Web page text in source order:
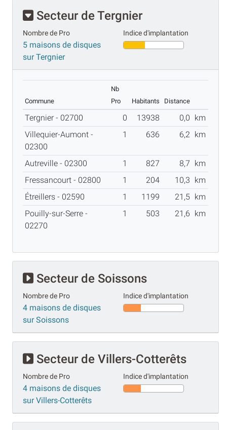
Secteur de Tergnier
Nombre de Pro
5 maisons de disques
sur Tergnier
Indice d'implantation
Commune
Nb
Pro
Habitants Distance
Tergnier - 02700 0 13938 0,0 km
Villequier-Aumont -
02300
1 636 6,2 km
Autreville - 02300 1 827 8,7 km
Fressancourt - 02800
1 204 10,3 km
Étreillers - 02590
1 1199 21,5 km
Pouilly-sur-Serre -
02270
1 503 21,6 km
Secteur de Soissons
Nombre de Pro
4 maisons de disques
sur Soissons
Indice d'implantation
Secteur de Villers-Cotterêts
Nombre de Pro
4 maisons de disques
sur Villers-Cotterêts
Indice d'implantation